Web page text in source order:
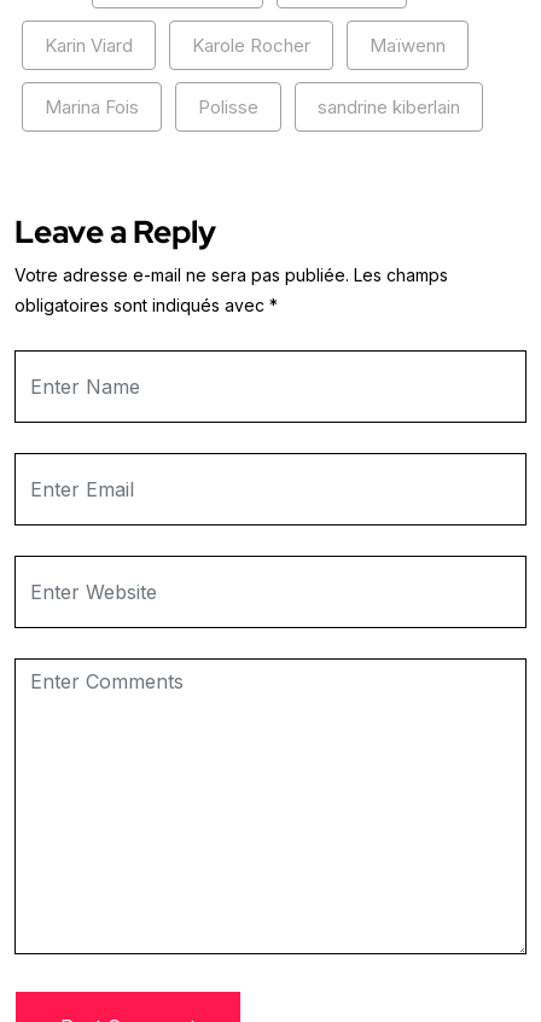
Karin Viard Karole Rocher Maïwenn
Marina Fois Polisse sandrine kiberlain
Leave a Reply
Votre adresse e-mail ne sera pas publiée. Les champs
obligatoires sont indiqués avec *